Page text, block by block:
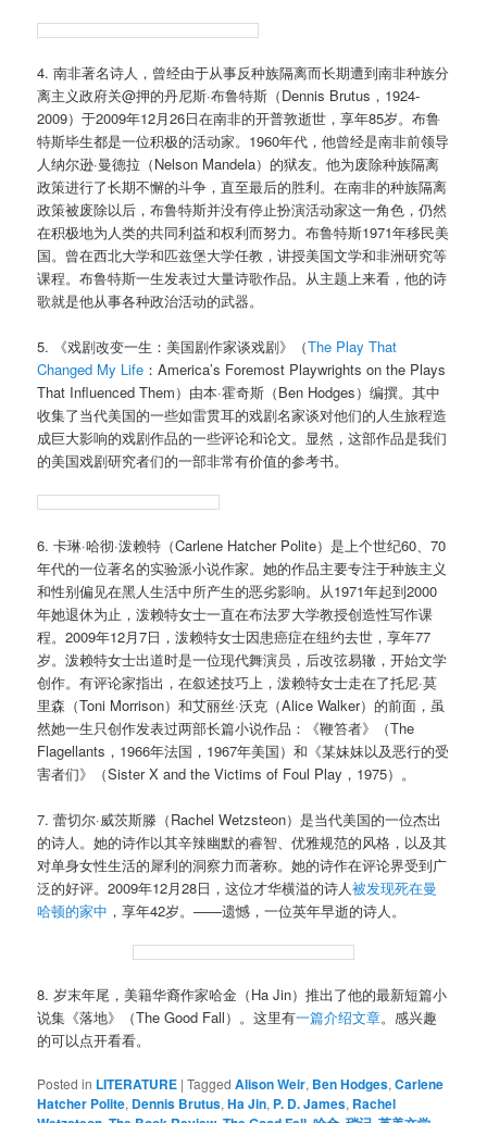
4. 南非著名诗人，曾经由于从事反种族隔离而长期遭到南非种族分
离主义政府关@押的丹尼斯·布鲁特斯（Dennis Brutus，1924-
2009）于2009年12月26日在南非的开普敦逝世，享年85岁。布鲁
特斯毕生都是一位积极的活动家。1960年代，他曾经是南非前领导
人纳尔逊·曼德拉（Nelson Mandela）的狱友。他为废除种族隔离
政策进行了长期不懈的斗争，直至最后的胜利。在南非的种族隔离
政策被废除以后，布鲁特斯并没有停止扮演活动家这一角色，仍然
在积极地为人类的共同利益和权利而努力。布鲁特斯1971年移民美
国。曾在西北大学和匹兹堡大学任教，讲授美国文学和非洲研究等
课程。布鲁特斯一生发表过大量诗歌作品。从主题上来看，他的诗
歌就是他从事各种政治活动的武器。
5. 《戏剧改变一生：美国剧作家谈戏剧》（The Play That
Changed My Life ：America’s Foremost Playwrights on the Plays
That Influenced Them）由本·霍奇斯（Ben Hodges）编撰。其中
收集了当代美国的一些如雷贯耳的戏剧名家谈对他们的人生旅程造
成巨大影响的戏剧作品的一些评论和论文。显然，这部作品是我们
的美国戏剧研究者们的一部非常有价值的参考书。
6. 卡琳·哈彻·泼赖特（Carlene Hatcher Polite）是上个世纪60、70
年代的一位著名的实验派小说作家。她的作品主要专注于种族主义
和性别偏见在黑人生活中所产生的恶劣影响。从1971年起到2000
年她退休为止，泼赖特女士一直在布法罗大学教授创造性写作课
程。2009年12月7日，泼赖特女士因患癌症在纽约去世，享年77
岁。泼赖特女士出道时是一位现代舞演员，后改弦易辙，开始文学
创作。有评论家指出，在叙述技巧上，泼赖特女士走在了托尼·莫
里森（Toni Morrison）和艾丽丝·沃克（Alice Walker）的前面，虽
然她一生只创作发表过两部长篇小说作品：《鞭笞者》（The
Flagellants，1966年法国，1967年美国）和《某妹妹以及恶行的受
害者们》（Sister X and the Victims of Foul Play，1975）。
7. 蕾切尔·威茨斯滕（Rachel Wetzsteon）是当代美国的一位杰出
的诗人。她的诗作以其辛辣幽默的睿智、优雅规范的风格，以及其
对单身女性生活的犀利的洞察力而著称。她的诗作在评论界受到广
泛的好评。2009年12月28日，这位才华横溢的诗人被发现死在曼
哈顿的家中 ，享年42岁。——遗憾，一位英年早逝的诗人。
8. 岁末年尾，美籍华裔作家哈金（Ha Jin）推出了他的最新短篇小
说集《落地》（The Good Fall）。这里有一篇介绍文章。感兴趣
的可以点开看看。
Posted in LITERATURE |Tagged Alison Weir, Ben Hodges,Carlene
Hatcher Polite, Dennis Brutus,Ha Jin, P. D. James, Rachel